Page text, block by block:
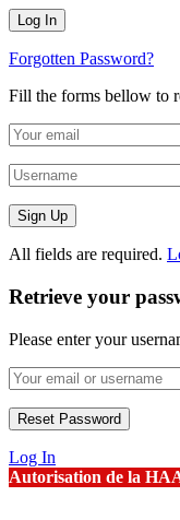
Forgotten Password?
Fill the forms bellow to
All fields are required.
Retrieve your
Please enter your
Log In
Autorisation de la